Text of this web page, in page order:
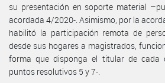
su presentación en soporte material
acordada 4/2020-. Asimismo, por la
habilitó la participación remota de
desde sus hogares a magistrados,
forma que disponga el titular de cada
puntos resolutivos 5 y 7-.